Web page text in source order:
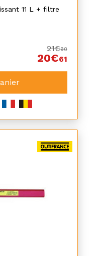
11 L + filtre
21€90
20€61